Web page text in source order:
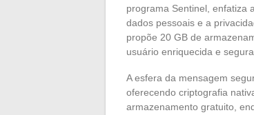
programa Sentinel, enfatiza a
dados pessoais e a
propõe 20 GB de
usuário enriquecida e segura.
A esfera da mensagem
oferecendo criptografia
armazenamento gratuito,